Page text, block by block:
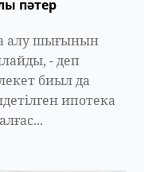
пәтер
алу шығынын
- деп
биыл да
ипотека